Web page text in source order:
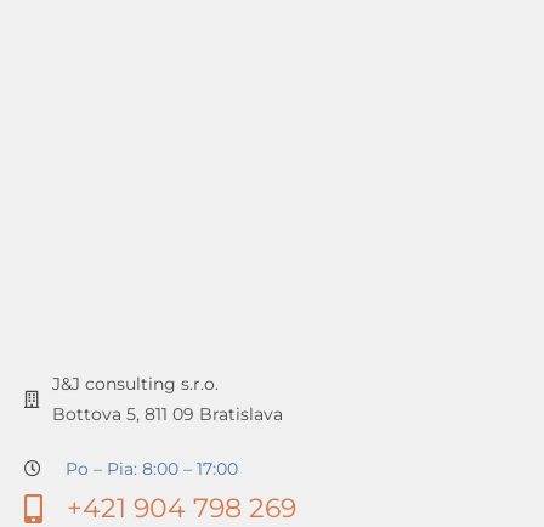
J&J consulting s.r.o.
Bottova 5, 811 09 Bratislava
Po – Pia: 8:00 – 17:00
+421 904 798 269